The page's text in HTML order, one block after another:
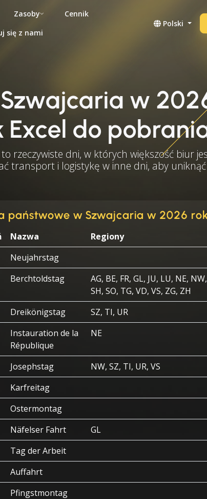
Zasoby
Cennik
się z nami
Polski
w
Excel do
rzeczywiste dni, w których większość biur
transport i logistykę w inne dni, aby
państwowe w Szwajcaria w 2026
Nazwa
Regiony
Neujahrstag
Berchtoldstag
AG, BE, FR, GL, JU, LU, NE,
SH, SO, TG, VD, VS, ZG, ZH
Dreikönigstag
SZ, TI, UR
Instauration de la
République
NE
Josephstag
NW, SZ, TI, UR, VS
Karfreitag
Ostermontag
Näfelser Fahrt
GL
Tag der Arbeit
Auffahrt
Pfingstmontag